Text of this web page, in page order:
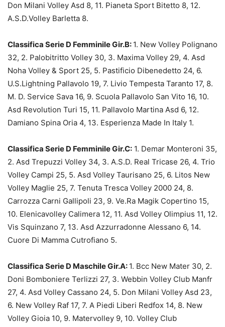
Don Milani Volley Asd 8, 11. Pianeta Sport Bitetto 8, 12.
A.S.D.Volley Barletta 8.
Classifica Serie D Femminile Gir.B: 1. New Volley Polignano
32, 2. Palobitritto Volley 30, 3. Maxima Volley 29, 4. Asd
Noha Volley & Sport 25, 5. Pastificio Dibenedetto 24, 6.
U.S.Lightning Pallavolo 19, 7. Livio Tempesta Taranto 17, 8.
M. D. Service Sava 16, 9. Scuola Pallavolo San Vito 16, 10.
Asd Revolution Turi 15, 11. Pallavolo Martina Asd 6, 12.
Damiano Spina Oria 4, 13. Esperienza Made In Italy 1.
Classifica Serie D Femminile Gir.C: 1. Demar Monteroni 35,
2. Asd Trepuzzi Volley 34, 3. A.S.D. Real Tricase 26, 4. Trio
Volley Campi 25, 5. Asd Volley Taurisano 25, 6. Litos New
Volley Maglie 25, 7. Tenuta Tresca Volley 2000 24, 8.
Carrozza Carni Gallipoli 23, 9. Ve.Ra Magik Copertino 15,
10. Elenicavolley Calimera 12, 11. Asd Volley Olimpius 11, 12.
Vis Squinzano 7, 13. Asd Azzurradonne Alessano 6, 14.
Cuore Di Mamma Cutrofiano 5.
Classifica Serie D Maschile Gir.A: 1. Bcc New Mater 30, 2.
Doni Bomboniere Terlizzi 27, 3. Webbin Volley Club Manfr
27, 4. Asd Volley Cassano 24, 5. Don Milani Volley Asd 23,
6. New Volley Raf 17, 7. A Piedi Liberi Redfox 14, 8. New
Volley Gioia 10, 9. Matervolley 9, 10. Volley Club